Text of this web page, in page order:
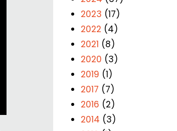
2023 (17)
2022 (4)
2021 (8)
2020 (3)
2019 (1)
2017 (7)
2016 (2)
2014 (3)